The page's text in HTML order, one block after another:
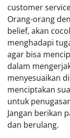
customer
Orang-orang
belief, akan
menghadapi
agar bisa
dalam
menyesuaikan
menciptakan
untuk
Jangan berikan
dan berulang.